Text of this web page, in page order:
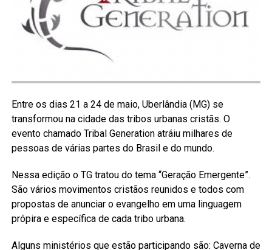
Entre os dias 21 a 24 de maio, Uberlândia (MG) se
transformou na cidade das tribos urbanas cristãs. O
evento chamado Tribal Generation atráiu milhares de
pessoas de várias partes do Brasil e do mundo.
Nessa edição o TG tratou do tema “Geração Emergente”.
São vários movimentos cristãos reunidos e todos com
propostas de anunciar o evangelho em uma linguagem
própira e específica de cada tribo urbana.
Alguns ministérios que estão participando são: Caverna de